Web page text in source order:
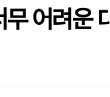
어려운